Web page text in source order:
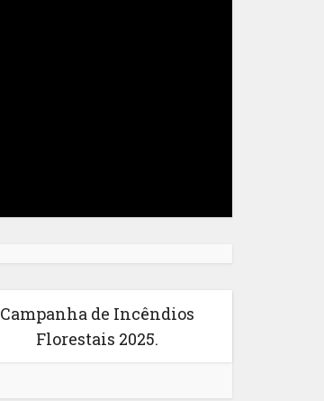
Campanha de Incêndios
Florestais 2025.